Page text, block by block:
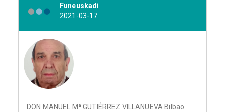
Funeuskadi
2021-03-17
DON MANUEL Mª GUTIÉRREZ VILLANUEVA Bilbao